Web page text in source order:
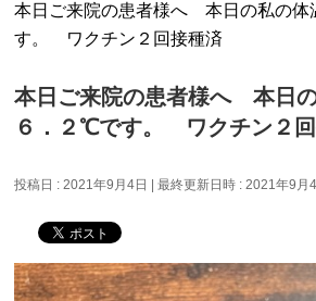
本日ご来院の患者様へ 本日の私の
す。 ワクチン２回接種済
本日ご来院の患者様へ 本日
６．２℃です。 ワクチン２
投稿日 : 2021年9月4日 最終更新日時 : 2021年9月